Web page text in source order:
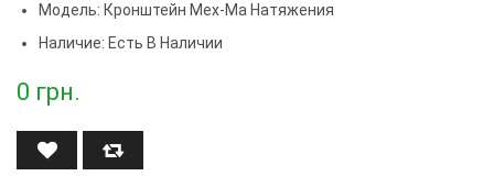
Модель: Кронштейн Мех-Ма Натяжения
Наличие: Есть В Наличии
0 грн.